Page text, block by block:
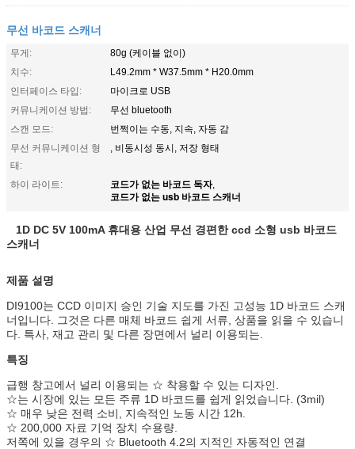
무선 바코드 스캐너
무게:
80g (케이블 없이)
치수:
L49.2mm * W37.5mm * H20.0mm
인터페이스 타입:
마이크로 USB
커뮤니케이션 방법:
무선 bluetooth
스캔 모드:
번쩍이는 수동, 지속, 자동 감
무선 커뮤니케이션 형
태:
, 비동시성 동시, 저장 형태
하이 라이트: 코드가 없는 바코드 독자,
코드가 없는 usb 바코드 스캐너
1D DC 5V 100mA 휴대용 산업 무선 경편한 ccd 소형 usb 바코드
스캐너
제품 설명
DI9100는 CCD 이미지 승인 기술 지도를 가진 고성능 1D 바코드 스캐
너입니다. 그것은 다른 매체 바코드 쉽게 서류, 상품을 읽을 수 있습니
다. 특사, 재고 관리 및 다른 장면에서 널리 이용되는.
특징
급행 창고에서 널리 이용되는 ☆ 착용할 수 있는 디자인.
☆는 시장에 있는 모든 주류 1D 바코드를 쉽게 읽었습니다. (3mil)
☆ 매우 낮은 전력 소비, 지속적인 노동 시간 12h.
☆ 200,000 자료 기억 장치 수용량.
저쪽에 있을 경우의 ☆ Bluetooth 4.2의 지적인 자동적인 연결